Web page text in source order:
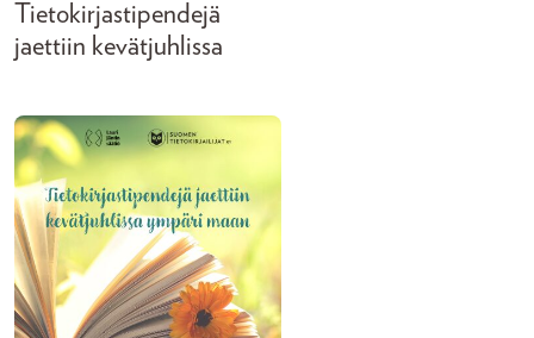
Tietokirjastipendejä
jaettiin kevätjuhlissa